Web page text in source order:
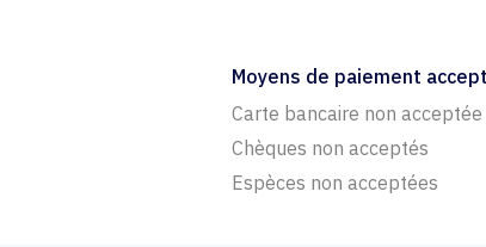
Moyens de paiement
Carte bancaire non acceptée
Chèques non acceptés
Espèces non acceptées